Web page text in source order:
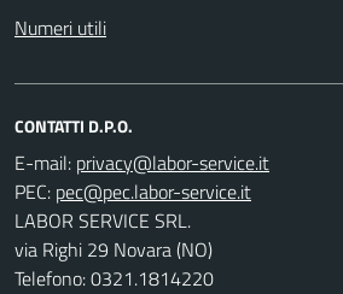
Numeri utili
CONTATTI D.P.O.
E-mail:
PEC:
LABOR SERVICE SRL.
via Righi 29 Novara (NO)
Telefono: 0321.1814220